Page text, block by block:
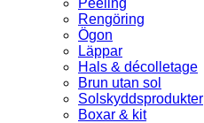
Peeling
Rengöring
Ögon
Läppar
Hals & décolletage
Brun utan sol
Solskyddsprodukter
Boxar & kit